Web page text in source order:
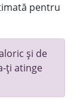
pentru
și de
ți atinge